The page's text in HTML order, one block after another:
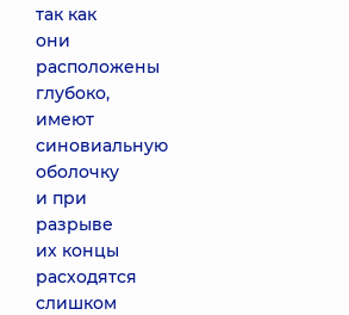
так как
они
расположены
глубоко,
имеют
синовиальную
оболочку
и при
разрыве
их концы
расходятся
слишком